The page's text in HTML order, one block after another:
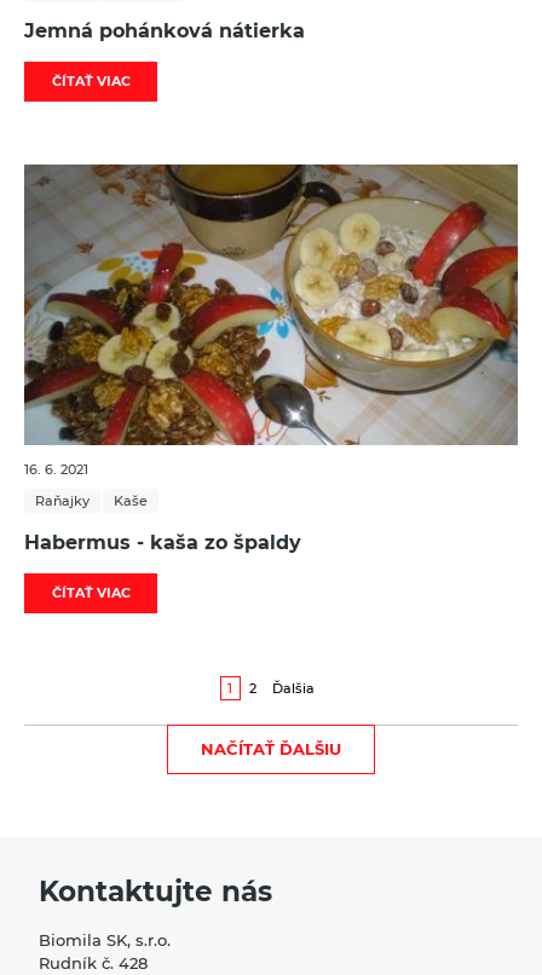
Jemná pohánková nátierka
ČÍTAŤ VIAC
16. 6. 2021
Raňajky
Kaše
Habermus - kaša zo špaldy
ČÍTAŤ VIAC
1 2 Ďalšia
NAČÍTAŤ ĎALŠIU
Kontaktujte nás
Biomila SK, s.r.o.
Rudník č. 428